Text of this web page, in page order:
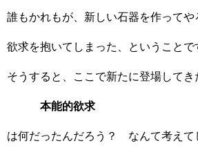
誰もかれもが、新しい石器を作ってや
欲求を抱いてしまった、ということで
そうすると、ここで新たに登場してき
本能的欲求
は何だったんだろう？ なんて考えて